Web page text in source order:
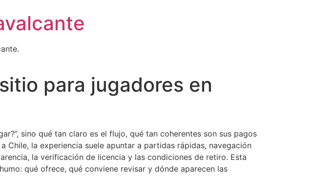
para jugadores en
sino qué tan claro es el flujo, qué tan coherentes son sus pagos
la experiencia suele apuntar a partidas rápidas, navegación
la verificación de licencia y las condiciones de retiro. Esta
qué ofrece, qué conviene revisar y dónde aparecen las